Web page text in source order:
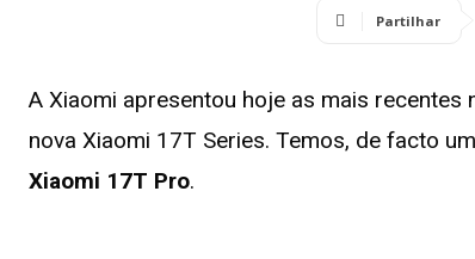
Partilhar
A Xiaomi apresentou hoje as mais recentes
nova Xiaomi 17T Series. Temos, de facto
Xiaomi 17T Pro.